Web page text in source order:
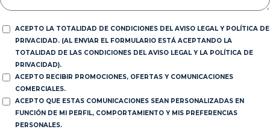
ACEPTO LA TOTALIDAD DE CONDICIONES DEL AVISO LEGAL Y POLÍTICA DE
PRIVACIDAD. (AL ENVIAR EL FORMULARIO ESTÁ ACEPTANDO LA
TOTALIDAD DE LAS CONDICIONES DEL AVISO LEGAL Y LA POLÍTICA DE
PRIVACIDAD).
ACEPTO RECIBIR PROMOCIONES, OFERTAS Y COMUNICACIONES
COMERCIALES.
ACEPTO QUE ESTAS COMUNICACIONES SEAN PERSONALIZADAS EN
FUNCIÓN DE MI PERFIL, COMPORTAMIENTO Y MIS PREFERENCIAS
PERSONALES.